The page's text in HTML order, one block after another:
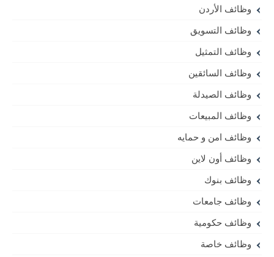
وظائف الأردن
وظائف التسويق
وظائف التمثيل
وظائف السائقين
وظائف الصيدلة
وظائف المبيعات
وظائف امن و حمايه
وظائف أون لاين
وظائف بنوك
وظائف جامعات
وظائف حكومية
وظائف خاصة